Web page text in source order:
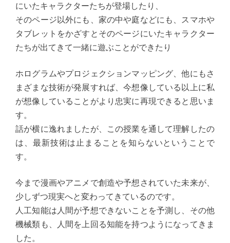
にいたキャラクターたちが登場したり、
そのページ以外にも、家の中や庭などにも、スマホや
タブレットをかざすとそのページにいたキャラクター
たちが出てきて一緒に遊ぶことができたり
ホログラムやプロジェクションマッピング、他にもさ
まざまな技術が発展すれば、今想像している以上に私
が想像していることがより忠実に再現できると思いま
す。
話が横に逸れましたが、この授業を通して理解したの
は、最新技術は止まることを知らないということで
す。
今まで漫画やアニメで創造や予想されていた未来が、
少しずつ現実へと変わってきているのです。
人工知能は人間が予想できないことを予測し、その他
機械類も、人間を上回る知能を持つようになってきま
した。